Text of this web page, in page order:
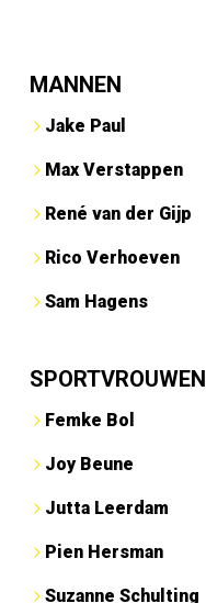
MANNEN
Jake Paul
Max Verstappen
René van der Gijp
Rico Verhoeven
Sam Hagens
SPORTVROUWEN
Femke Bol
Joy Beune
Jutta Leerdam
Pien Hersman
Suzanne Schulting